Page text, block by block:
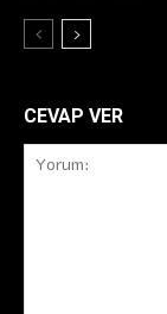
CEVAP VER